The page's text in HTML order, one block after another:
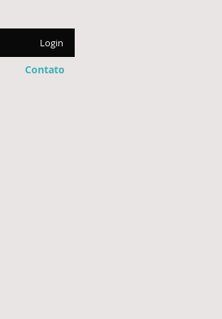
Contato
Login